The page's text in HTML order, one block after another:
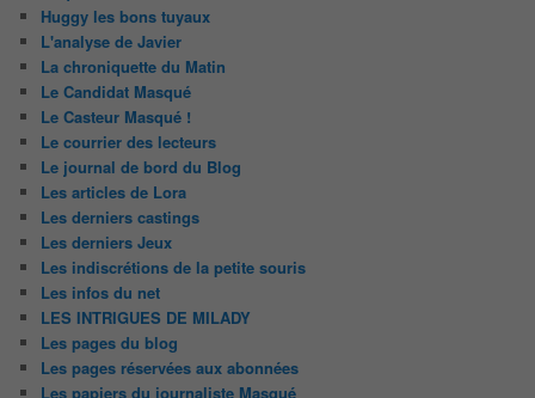
Huggy les bons tuyaux
L'analyse de Javier
La chroniquette du Matin
Le Candidat Masqué
Le Casteur Masqué !
Le courrier des lecteurs
Le journal de bord du Blog
Les articles de Lora
Les derniers castings
Les derniers Jeux
Les indiscrétions de la petite souris
Les infos du net
LES INTRIGUES DE MILADY
Les pages du blog
Les pages réservées aux abonnées
Les papiers du journaliste Masqué